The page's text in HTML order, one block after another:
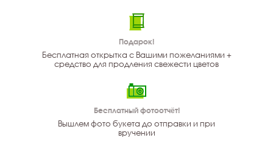
Подарок!
Бесплатная открытка с Вашими пожеланиями +
средство для продления свежести цветов
Бесплатный фотоотчёт!
Вышлем фото букета до отправки и при
вручении